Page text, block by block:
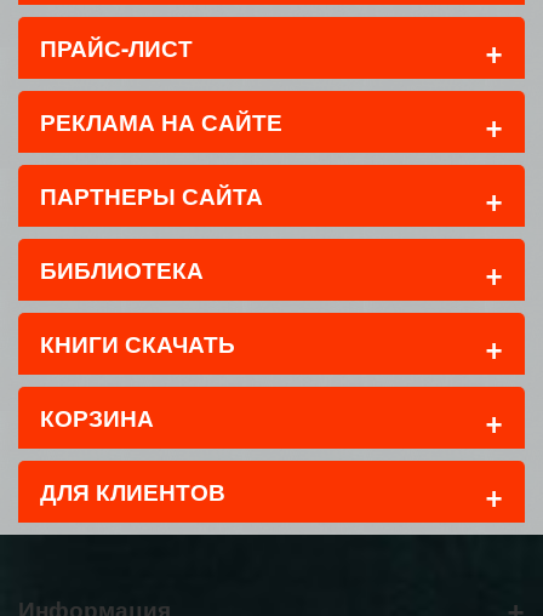
ПРАЙС-ЛИСТ +
РЕКЛАМА НА САЙТЕ +
ПАРТНЕРЫ САЙТА +
БИБЛИОТЕКА +
КНИГИ СКАЧАТЬ +
КОРЗИНА +
ДЛЯ КЛИЕНТОВ +
Информация